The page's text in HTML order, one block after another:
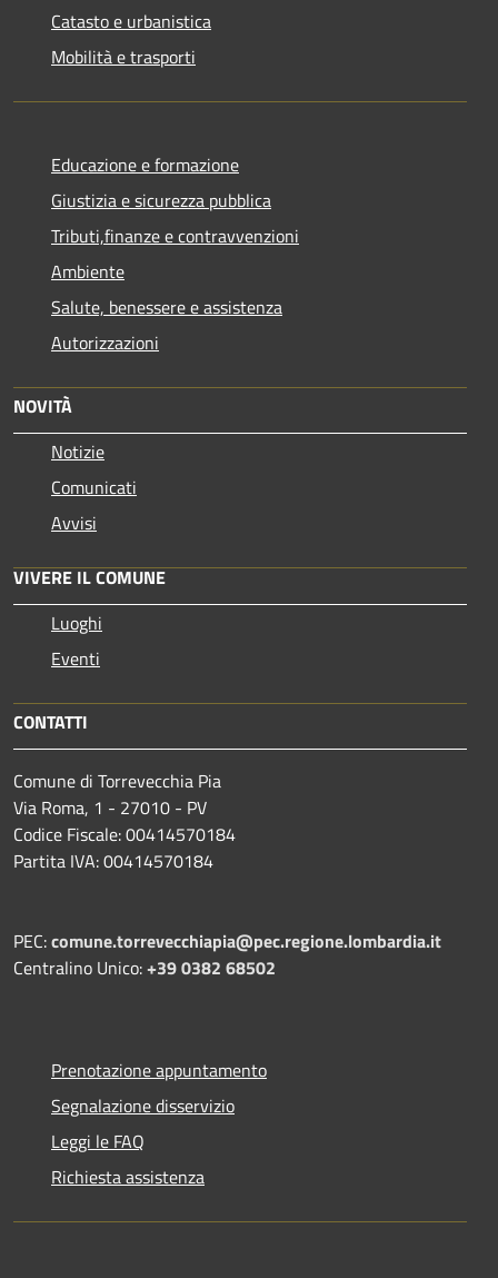
Catasto e urbanistica
Mobilità e trasporti
Educazione e formazione
Giustizia e sicurezza pubblica
Tributi,finanze e contravvenzioni
Ambiente
Salute, benessere e assistenza
Autorizzazioni
NOVITÀ
Notizie
Comunicati
Avvisi
VIVERE IL COMUNE
Luoghi
Eventi
CONTATTI
Comune di Torrevecchia Pia
Via Roma, 1 - 27010 - PV
Codice Fiscale: 00414570184
Partita IVA: 00414570184
PEC:comune.torrevecchiapia@pec.regione.lombardia.it
Centralino Unico:+39 0382 68502
Prenotazione appuntamento
Segnalazione disservizio
Leggi le FAQ
Richiesta assistenza